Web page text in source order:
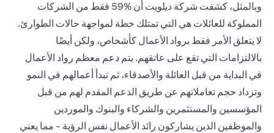
وبالمثل، كشفت شركة ديلويت أن %59 فقط من الشركات
المملوكة للعائلات هي التي تمتلك خطة لمواجهة حالات الطوارئ.
لا يتعلق الأمر فقط برواد الأعمال كأشخاص، ولكن أيضًا
بالالتزامات التي تقع على عاتقهم. يتم دعم معظم رواد الأعمال
في البداية من قبل العائلة والأصدقاء، ثم تبدأ أعمالهم في النمو
وتزداد حجم تعاملاتهم عن طريق الدعم المقدم لهم من قبل
المؤسسين والمستثمرين والشركاء والبنوك والموردين
والموظفين الذين يشاركون رائد الأعمال نفس الرؤية - مما يعني